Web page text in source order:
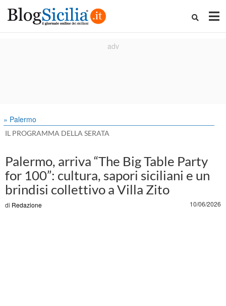
» Palermo
IL PROGRAMMA DELLA SERATA
Palermo, arriva “The Big Table Party
for 100”: cultura, sapori siciliani e un
brindisi collettivo a Villa Zito
di Redazione 10/06/2026